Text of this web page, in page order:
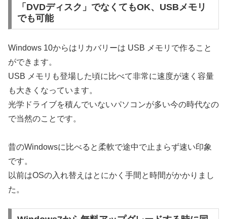
「DVDディスク」でなくてもOK、USBメモリ
でも可能
Windows 10からはリカバリーは USB メモリで作ること
ができます。
USB メモリも登場した頃に比べて非常に速度が速く容量
も大きくなっています。
光学ドライブを積んでいないパソコンが多い今の時代なの
で当然のことです。
昔のWindowsに比べると柔軟で途中で止まらず速い印象
です。
以前はOSの入れ替えはとにかく手間と時間がかかりまし
た。